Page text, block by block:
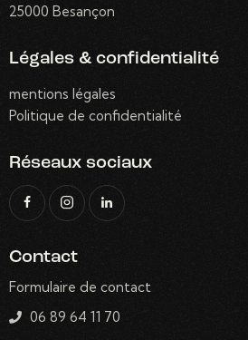
25000 Besançon
Légales & confidentialité
mentions légales
Politique de confidentialité
Réseaux sociaux
Contact
Formulaire de contact
06 89 64 11 70